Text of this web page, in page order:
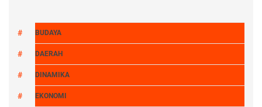
BUDAYA
DAERAH
DINAMIKA
EKONOMI